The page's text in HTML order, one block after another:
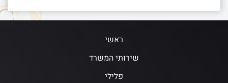
ראשי
שירותי המשרד
פלילי